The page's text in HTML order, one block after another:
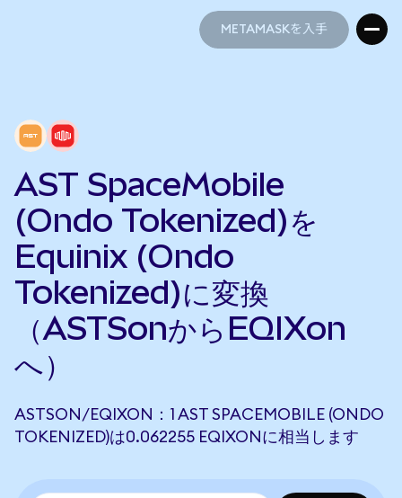
METAMASKを入手
AST SpaceMobile
(Ondo Tokenized)を
Equinix (Ondo
Tokenized)に変換
（ASTSonからEQIXon
へ）
ASTSON/EQIXON：1 AST SPACEMOBILE (ONDO
TOKENIZED)は0.062255 EQIXONに相当します